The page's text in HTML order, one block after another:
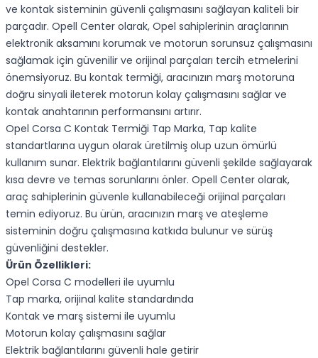
ve kontak sisteminin güvenli çalışmasını sağlayan kaliteli bir
parçadır. Opell Center olarak, Opel sahiplerinin araçlarının
elektronik aksamını korumak ve motorun sorunsuz çalışmasını
sağlamak için güvenilir ve orijinal parçaları tercih etmelerini
önemsiyoruz. Bu kontak termiği, aracınızın marş motoruna
doğru sinyali ileterek motorun kolay çalışmasını sağlar ve
kontak anahtarının performansını artırır.
Opel Corsa C Kontak Termiği Tap Marka, Tap kalite
standartlarına uygun olarak üretilmiş olup uzun ömürlü
kullanım sunar. Elektrik bağlantılarını güvenli şekilde sağlayarak
kısa devre ve temas sorunlarını önler. Opell Center olarak,
araç sahiplerinin güvenle kullanabileceği orijinal parçaları
temin ediyoruz. Bu ürün, aracınızın marş ve ateşleme
sisteminin doğru çalışmasına katkıda bulunur ve sürüş
güvenliğini destekler.
Ürün Özellikleri:
Opel Corsa C modelleri ile uyumlu
Tap marka, orijinal kalite standardında
Kontak ve marş sistemi ile uyumlu
Motorun kolay çalışmasını sağlar
Elektrik bağlantılarını güvenli hale getirir